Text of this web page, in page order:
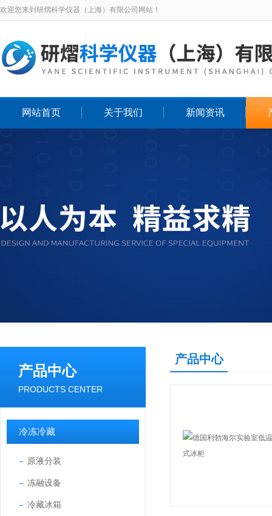
欢迎您来到研熠科学仪器（上海）有限公司网站！
网站首页 关于我们 新闻资讯
产品中心
PRODUCTS CENTER
冷冻冷藏
原液分装
冻融设备
冷藏冰箱
产品中心